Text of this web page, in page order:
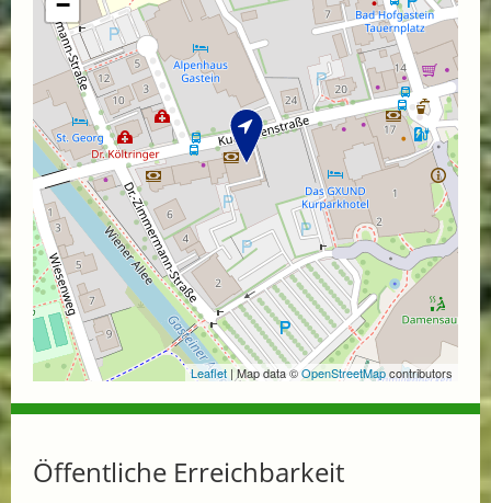
Leaflet | Map data ©OpenStreetMapcontributors
Öffentliche Erreichbarkeit